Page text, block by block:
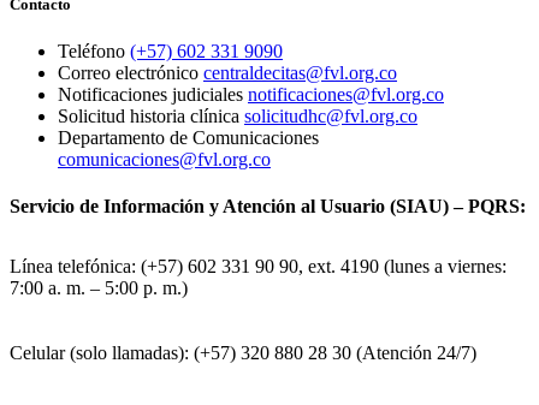
Contacto
Teléfono (+57) 602 331 9090
Correo electrónico centraldecitas@fvl.org.co
Notificaciones judiciales notificaciones@fvl.org.co
Solicitud historia clínica solicitudhc@fvl.org.co
Departamento de Comunicaciones
comunicaciones@fvl.org.co
Servicio de Información y Atención al Usuario (SIAU) – PQRS:
Línea telefónica: (+57) 602 331 90 90, ext. 4190 (lunes a viernes:
7:00 a. m. – 5:00 p. m.)
Celular (solo llamadas): (+57) 320 880 28 30 (Atención 24/7)